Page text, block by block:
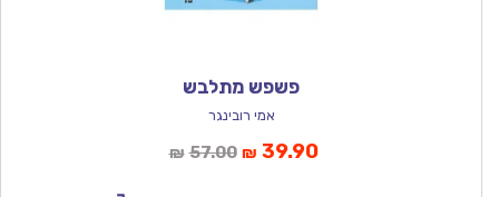
פשפש מתלבש
אמי רובינגר
₪ 57.00המחיר
₪ 39.90המחיר